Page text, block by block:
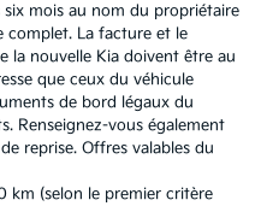
mois au nom du propriétaire
complet. La facture et le
la nouvelle Kia doivent être au
que ceux du véhicule
de bord légaux du
Renseignez-vous également
reprise. Offres valables du
km (selon le premier critère